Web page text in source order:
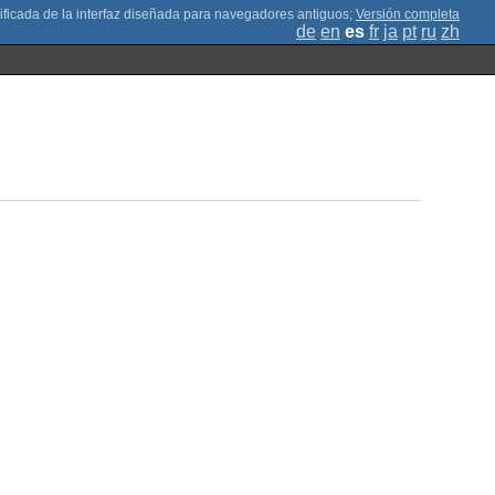
; Versión completa
de en es fr ja pt ru zh